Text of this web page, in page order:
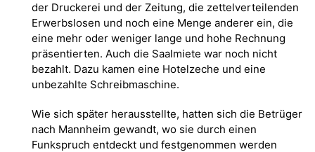
der Druckerei und der Zeitung, die zettelverteilenden
Erwerbslosen und noch eine Menge anderer ein, die
eine mehr oder weniger lange und hohe Rechnung
präsentierten. Auch die Saalmiete war noch nicht
bezahlt. Dazu kamen eine Hotelzeche und eine
unbezahlte Schreibmaschine.
Wie sich später herausstellte, hatten sich die Betrüger
nach Mannheim gewandt, wo sie durch einen
Funkspruch entdeckt und festgenommen werden